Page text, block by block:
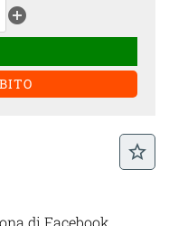
add_circle
star_border